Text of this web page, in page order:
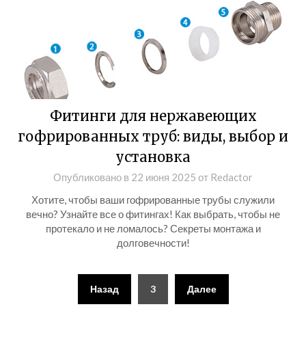
Фитинги для нержавеющих
гофрированных труб: виды, выбор и
установка
Опубликовано в 22 июня 2025 от Redactor
Хотите, чтобы ваши гофрированные трубы служили
вечно? Узнайте все о фитингах! Как выбрать, чтобы не
протекало и не ломалось? Секреты монтажа и
долговечности!
Пагинация
Назад 3 Далее